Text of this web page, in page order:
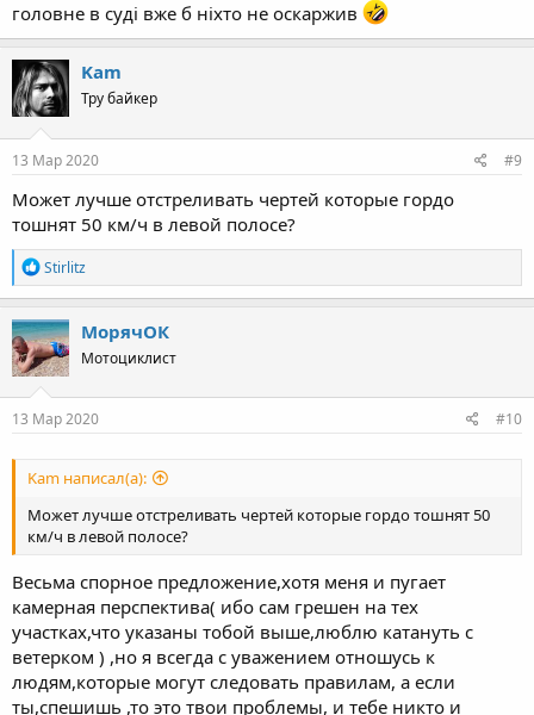
головне в суді вже б ніхто не оскаржив
Kam
Тру байкер
13 Мар 2020 #9
Может лучше отстреливать чертей которые гордо
тошнят 50 км/ч в левой полосе?
R
e
a
c
t
i
o
n
s
Stirlitz
МорячОК
Мотоциклист
13 Мар 2020 #10
Kam написал(а):
Может лучше отстреливать чертей которые гордо тошнят 50
км/ч в левой полосе?
Весьма спорное предложение,хотя меня и пугает
камерная перспектива( ибо сам грешен на тех
участках,что указаны тобой выше,люблю катануть с
ветерком ) ,но я всегда с уважением отношусь к
людям,которые могут следовать правилам, а если
ты,спешишь ,то это твои проблемы, и тебе никто и